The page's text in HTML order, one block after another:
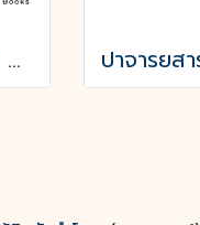
หนังสือ BEYOND THE BADGE เปิดแฟ้มคดีลับ?FBI THAILAND